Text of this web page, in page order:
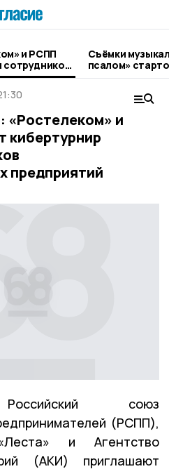
и РСПП
сотрудников
России
Съёмки
псалом»
«Ростелеком» и
кибертурнир
предприятий
союз
(РСПП),
и Агентство
(АКИ) приглашают